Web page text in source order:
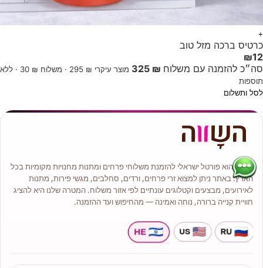
+
כרטיס ברכה מזל טוב
₪12
סה״כ להזמנה עם משלוח ₪ 325
מוצר עיקרי ₪ 295 · משלוח ₪ 30 · ללא
תוספות
לסל ותשלום
השווה הוא פורטל ישראלי להזמנת משלוחי פרחים ומתנות מחנויות מקומיות בכל
הארץ. באתר ניתן למצוא זרי פרחים, ורדים, סחלבים, מגשי פירות, מתנות
לאירועים, מבצעים וקטלוגים עונתיים לפי אזור משלוח. המטרה שלנו היא להציג
חוויית קנייה ברורה, נוחה ואמינה — מהחיפוש ועד ההזמנה.